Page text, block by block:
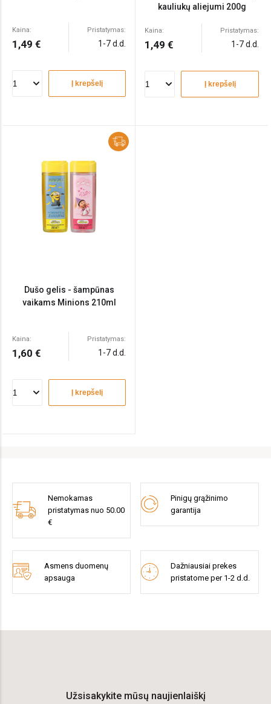
Kaina:
1,49 €
Pristatymas:
1-7 d.d.
Į krepšelį
kauliukų aliejumi 200g
Kaina:
1,49 €
Pristatymas:
1-7 d.d.
Į krepšelį
Dušo gelis - šampūnas
vaikams Minions 210ml
Kaina:
1,60 €
Pristatymas:
1-7 d.d.
Į krepšelį
Nemokamas
pristatymas nuo 50.00
€
Pinigų grąžinimo
garantija
Asmens duomenų
apsauga
Dažniausiai prekes
pristatome per 1-2 d.d.
Užsisakykite mūsų naujienlaiškį